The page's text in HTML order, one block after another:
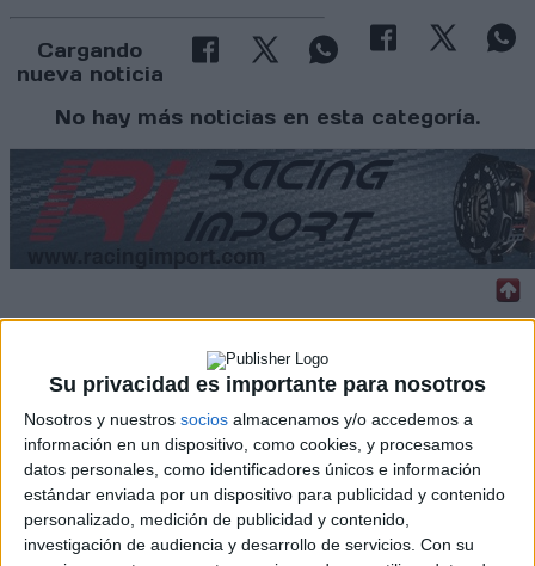
Su privacidad es importante para nosotros
Nosotros y nuestros socios almacenamos y/o accedemos a
información en un dispositivo, como cookies, y procesamos
datos personales, como identificadores únicos e información
estándar enviada por un dispositivo para publicidad y contenido
personalizado, medición de publicidad y contenido,
investigación de audiencia y desarrollo de servicios. Con su
Cargando
nueva noticia
No hay más noticias en esta categoría.
WRC
S-CER
ERC
CERA
CERT
Internacionales
Campeonatos Autonómicos